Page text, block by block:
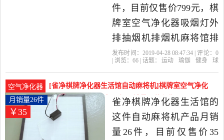
货。
件，目前仅售价799元，棋
牌室空气净化器吸烟灯外
排抽烟机排烟机麻将馆排
烟机管道式吸烟是2019年
动,瑜伽,健身,球迷用品当中
性价比很高的自动麻将
机，由浙江 绍兴发货。
发布时间：2019-04-28 08:47:34 | 评论： 0
| 浏览： 66 | 话题： 运动 瑜伽 健身
球
空气净化器
[雀净棋牌净化器生活馆自动麻将机]棋牌室空气净化
器过滤网系列麻将机吸烟月销量26件仅售35元
￥35
月销量26件
雀净棋牌净化器生活馆的
这件自动麻将机产品月销
量26件，目前仅售价35